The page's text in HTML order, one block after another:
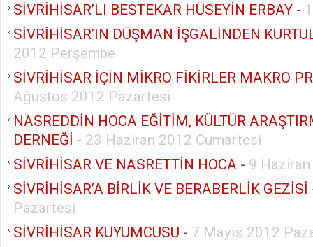
SİVRİHİSAR’LI BESTEKAR HÜSEYİN ERBAY -
SİVRİHİSAR’IN DÜŞMAN İŞGALİNDEN
2012 Perşembe
SİVRİHİSAR İÇİN MİKRO FİKİRLER MAKRO
Ağustos 2012 Pazartesi
NASREDDİN HOCA EĞİTİM, KÜLTÜR
DERNEĞİ - 23 Haziran 2012 Cumartesi
SİVRİHİSAR VE NASRETTİN HOCA - 9
SİVRİHİSAR’A BİRLİK VE BERABERLİK GEZİSİ
Pazartesi
SİVRİHİSAR KUYUMCUSU - 7 Mayıs 2012